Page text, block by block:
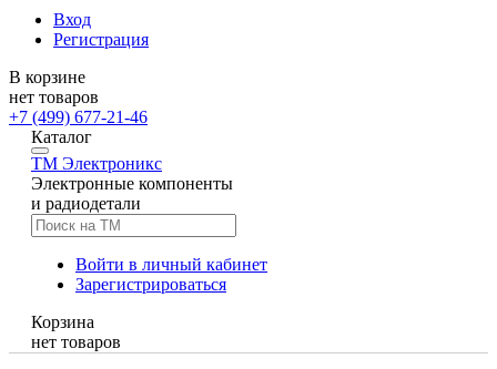
Вход
Регистрация
В корзине
нет товаров
+7 (499) 677-21-46
Каталог
TM Электроникс
Электронные компоненты
и радиодетали
Войти в личный кабинет
Зарегистрироваться
Корзина
нет товаров